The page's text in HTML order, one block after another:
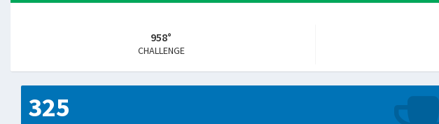
958°
CHALLENGE
325